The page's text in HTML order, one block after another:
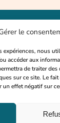
le
expériences, nous
accéder aux
de traiter
sur ce site. Le
un effet négatif sur